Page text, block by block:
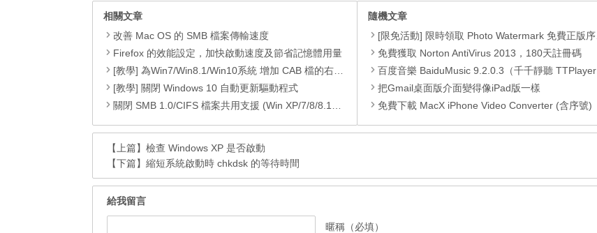
相關文章
改善 Mac OS 的 SMB 檔案傳輸速度
Firefox 的效能設定，加快啟動速度及節省記憶體用量
[教學] 為Win7/Win8.1/Win10系統 增加 CAB 檔的右鍵安裝的功能
[教學] 關閉 Windows 10 自動更新驅動程式
關閉 SMB 1.0/CIFS 檔案共用支援 (Win XP/7/8/8.1/10)
隨機文章
[限免活動] 限時領取 Photo Watermark 免費正版序號，價值$24.95。
免費獲取 Norton AntiVirus 2013，180天註冊碼
百度音樂 BaiduMusic 9.2.0.3（千千靜聽 TTPlayer）繁體中文免安裝，顯示歌詞的MP3播放軟體
把Gmail桌面版介面變得像iPad版一樣
免費下載 MacX iPhone Video Converter (含序號)
【上篇】 檢查 Windows XP 是否啟動
【下篇】 縮短系統啟動時 chkdsk 的等待時間
給我留言
暱稱（必填）